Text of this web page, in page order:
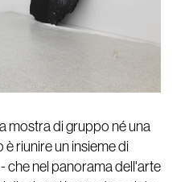
mostra di gruppo né una
riunire un insieme di
che nel panorama dell'arte